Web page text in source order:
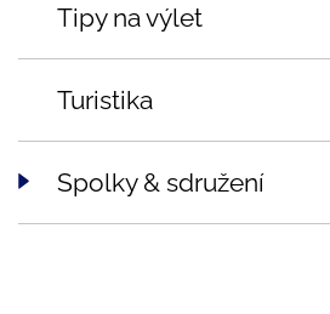
Tipy na výlet
Turistika
Spolky & sdružení